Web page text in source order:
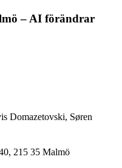
– AI förändrar
Domazetovski, Søren
215 35 Malmö